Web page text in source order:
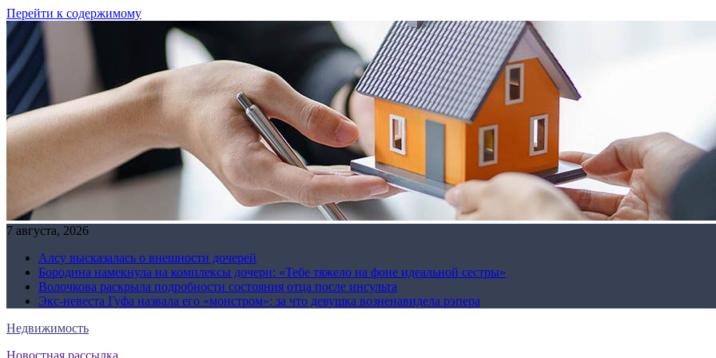
Перейти к содержимому
7 августа, 2026
Алсу высказалась о внешности дочерей
Бородина намекнула на комплексы дочери: «Тебе тяжело на фоне идеальной сестры»
Волочкова раскрыла подробности состояния отца после инсульта
Экс-невеста Гуфа назвала его «монстром»: за что девушка возненавидела рэпера
Недвижимость
Новостная рассылка